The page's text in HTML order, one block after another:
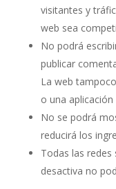
visitantes y
web sea
No podrá
publicar
La web
o una
No se podrá
reducirá los
Todas las redes
desactiva no